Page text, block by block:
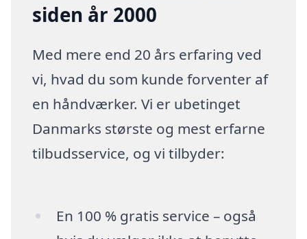
siden år 2000
Med mere end 20 års erfaring ved
vi, hvad du som kunde forventer af
en håndværker. Vi er ubetinget
Danmarks største og mest erfarne
tilbudsservice, og vi tilbyder:
En 100 % gratis service – også